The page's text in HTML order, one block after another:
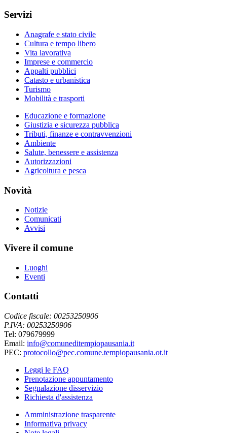
Servizi
Anagrafe e stato civile
Cultura e tempo libero
Vita lavorativa
Imprese e commercio
Appalti pubblici
Catasto e urbanistica
Turismo
Mobilità e trasporti
Educazione e formazione
Giustizia e sicurezza pubblica
Tributi, finanze e contravvenzioni
Ambiente
Salute, benessere e assistenza
Autorizzazioni
Agricoltura e pesca
Novità
Notizie
Comunicati
Avvisi
Vivere il comune
Luoghi
Eventi
Contatti
Codice fiscale: 00253250906
P.IVA: 00253250906
Tel: 079679999
Email: info@comuneditempiopausania.it
PEC: protocollo@pec.comune.tempiopausania.ot.it
Leggi le FAQ
Prenotazione appuntamento
Segnalazione disservizio
Richiesta d'assistenza
Amministrazione trasparente
Informativa privacy